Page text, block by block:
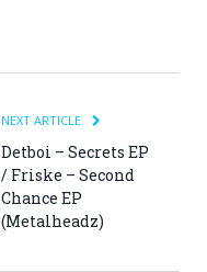
NEXT ARTICLE
Detboi – Secrets EP
/ Friske – Second
Chance EP
(Metalheadz)